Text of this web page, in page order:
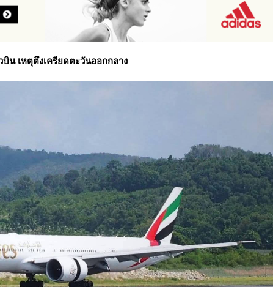
น เหตุตึงเครียดตะวันออกกลาง